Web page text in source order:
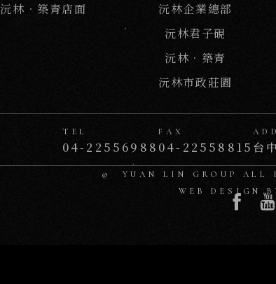
沅林．築青店面
沅林企業總部
沅林君子硯
沅林．築青
沅林市政莊園
TEL
04-22556988
FAX
04-22558815 台
© YUAN LIN GROUP ALL
WEB DESIGN